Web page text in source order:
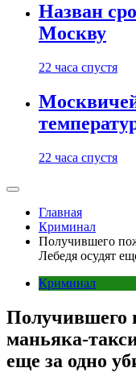
Назван
Москву
22 часа спустя
22 часа спустя
Главная
Криминал
Получившего
Лебедя осудят
Криминал
Получившего
маньяка-
еще за одно